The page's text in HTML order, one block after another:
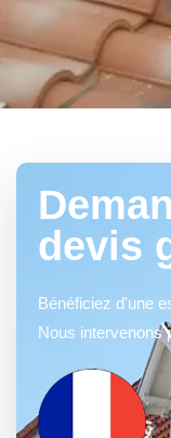
devis
Bénéficiez d'une
Nous intervenons